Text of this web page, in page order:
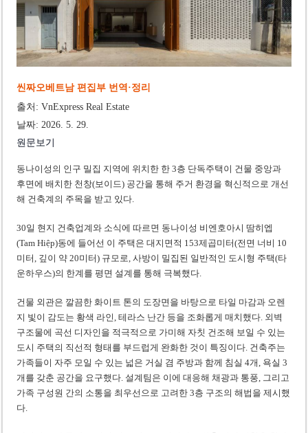
씬짜오베트남 편집부 번역·정리
출처: VnExpress Real Estate
날짜: 2026. 5. 29.
원문보기
동나이성의 인구 밀집 지역에 위치한 한 3층 단독주택이 건물 중앙과
후면에 배치한 천창(보이드) 공간을 통해 주거 환경을 혁신적으로 개선
해 건축계의 주목을 받고 있다.
30일 현지 건축업계와 소식에 따르면 동나이성 비엔호아시 땀히엡
(Tam Hiệp)동에 들어선 이 주택은 대지면적 153제곱미터(전면 너비 10
미터, 깊이 약 20미터) 규모로, 사방이 밀집된 일반적인 도시형 주택(타
운하우스)의 한계를 평면 설계를 통해 극복했다.
건물 외관은 깔끔한 화이트 톤의 도장면을 바탕으로 타일 마감과 오렌
지 빛이 감도는 황색 라인, 테라스 난간 등을 조화롭게 매치했다. 외벽
구조물에 곡선 디자인을 적극적으로 가미해 자칫 건조해 보일 수 있는
도시 주택의 직선적 형태를 부드럽게 완화한 것이 특징이다. 건축주는
가족들이 자주 모일 수 있는 넓은 거실 겸 주방과 함께 침실 4개, 욕실 3
개를 갖춘 공간을 요구했다. 설계팀은 이에 대응해 채광과 통풍, 그리고
가족 구성원 간의 소통을 최우선으로 고려한 3층 구조의 해법을 제시했
다.